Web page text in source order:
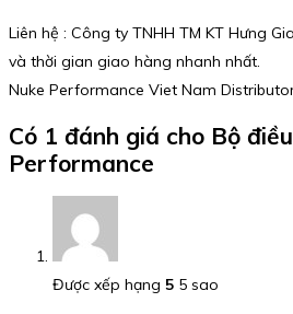
Liên hệ : Công ty TNHH TM KT Hưng
và thời gian giao hàng nhanh nhất.
Nuke Performance Viet Nam
Có 1 đánh giá cho Bộ
Performance
Được xếp hạng 5 5 sao